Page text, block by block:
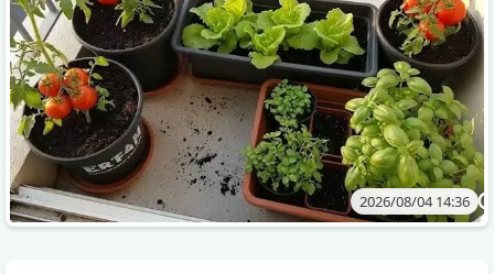
2026/08/04 14:36